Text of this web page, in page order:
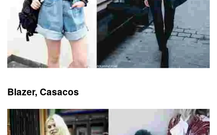
Blazer, Casacos